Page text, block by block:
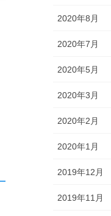
2020年8月
2020年7月
2020年5月
2020年3月
2020年2月
2020年1月
2019年12月
2019年11月